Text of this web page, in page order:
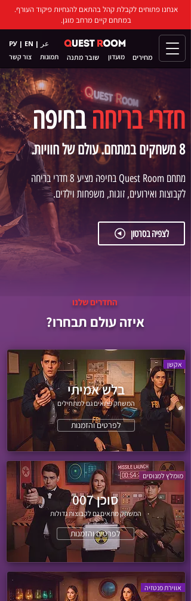
РУ | EN | عر
צור קשר תמונות שובר מתנה מועדון מחירים
אנחנו פתוחים לקבלת קהל בהתאם להנחיות פיקוד העורף.
במתחם קיים מרחב מוגן.
חדרי בריחהבחיפה
8 משחקים במתחם. עולם של חוויות.
מתחם Quest Room בחיפה מציע 8 חדרי בריחה
לקבוצות ואירועים, זוגות, משפחות וילדים.
לצפיה בסרטון
החדרים שלנו
איזה עולם תבחרו?
לפרטים והזמנות
בלש אמיתי
המשחק מתאים גם למתחילים
אקשן
המשחק מתאים גם לקבוצות גדולות
לפרטים והזמנות
סוכן 007
​​ מומלץ למנוסים
אווירת פנטזיה